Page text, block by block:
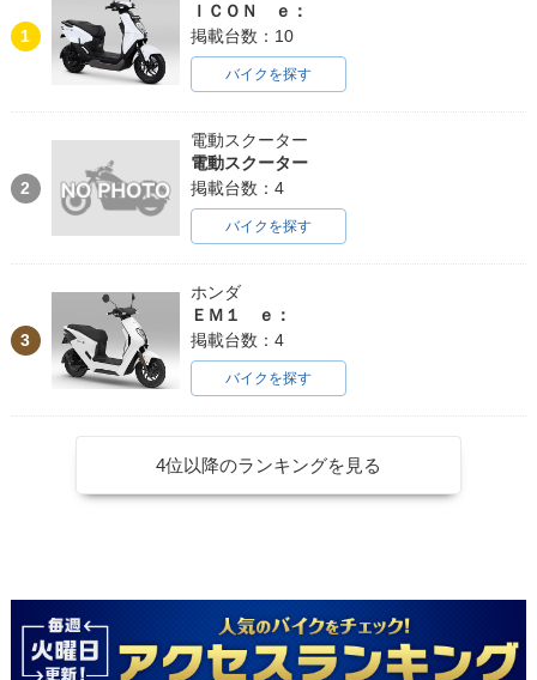
1
ＩＣＯＮ ｅ：
掲載台数：10
バイクを探す
2
電動スクーター
電動スクーター
掲載台数：4
バイクを探す
3
ホンダ
ＥＭ１ ｅ：
掲載台数：4
バイクを探す
4位以降のランキングを見る